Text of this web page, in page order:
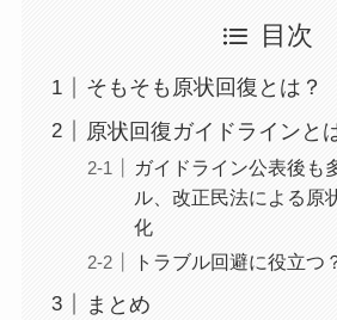
目次
そもそも原状回復とは？
原状回復ガイドラインと
ガイドライン公表後も
ル、改正民法による原
化
トラブル回避に役立つ
まとめ